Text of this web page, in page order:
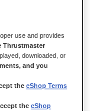
d’une
aux joies de
Stick) qui est
Dual
mais la sublime
use and provides
Thrustmaster
downloaded, or
and you
theeShop Terms
theeShop